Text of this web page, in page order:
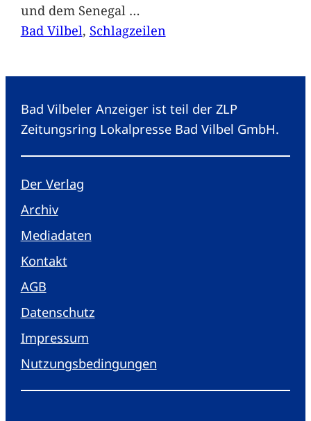
und dem Senegal …
Bad Vilbel, Schlagzeilen
Bad Vilbeler Anzeiger ist teil der ZLP
Zeitungsring Lokalpresse Bad Vilbel GmbH.
Der Verlag
Archiv
Mediadaten
Kontakt
AGB
Datenschutz
Impressum
Nutzungsbedingungen